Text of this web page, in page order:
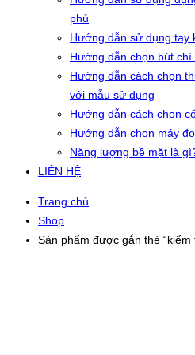
phủ
Hướng dẫn sử dụng tay
Hướng dẫn chọn bút
Hướng dẫn cách chọn
với mẫu sử dụng
Hướng dẫn cách chọn
Hướng dẫn chọn máy
Năng lượng bề mặt là
LIÊN HỆ
Trang chủ
Shop
Sản phẩm được gắn thẻ “kiểm